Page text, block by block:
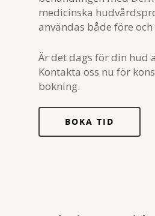
medicinska
användas både före
Är det dags för din hud
Kontakta oss nu för
bokning.
BOKA TID